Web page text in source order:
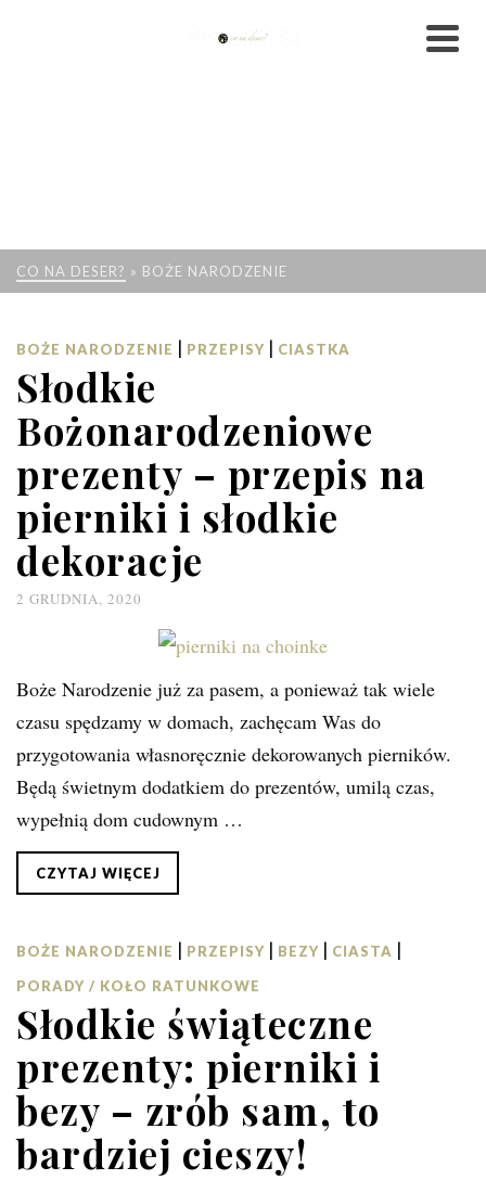
CO NA DESER? » BOŻE NARODZENIE
BOŻE NARODZENIE | PRZEPISY | CIASTKA
Słodkie
Bożonarodzeniowe
prezenty – przepis na
pierniki i słodkie
dekoracje
2 GRUDNIA, 2020
Boże Narodzenie już za pasem, a ponieważ tak wiele
czasu spędzamy w domach, zachęcam Was do
przygotowania własnoręcznie dekorowanych pierników.
Będą świetnym dodatkiem do prezentów, umilą czas,
wypełnią dom cudownym …
CZYTAJ WIĘCEJ
BOŻE NARODZENIE | PRZEPISY | BEZY | CIASTA |
PORADY / KOŁO RATUNKOWE
Słodkie świąteczne
prezenty: pierniki i
bezy – zrób sam, to
bardziej cieszy!